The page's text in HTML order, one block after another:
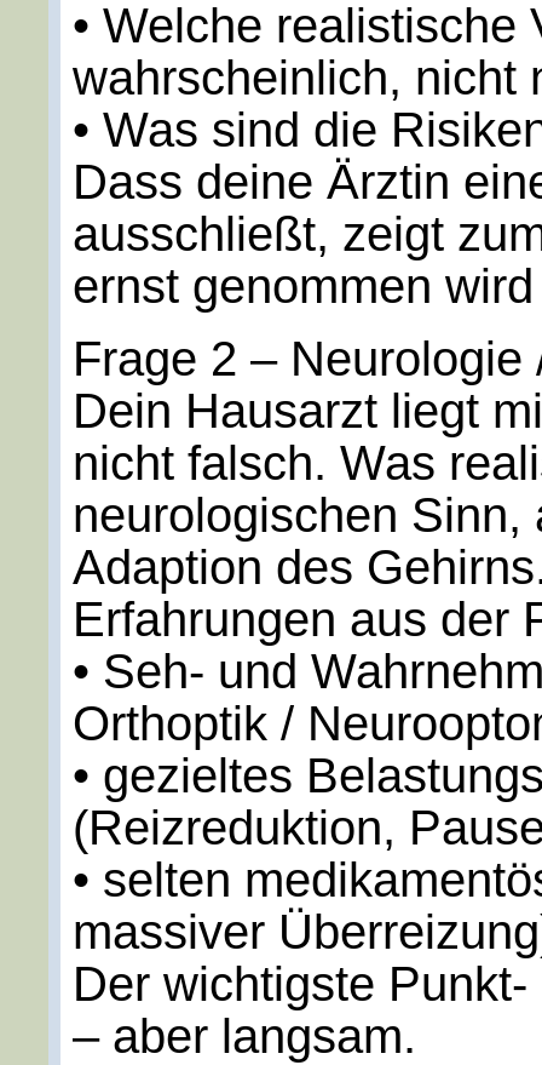
• Welche realistische
wahrscheinlich, nicht
• Was sind die
Dass deine Ärztin
ausschließt, zeigt
ernst genommen
Frage 2 –
Dein Hausarzt liegt
nicht falsch. Was
neurologischen
Adaption des
Erfahrungen aus der
• Seh- und
Orthoptik /
• gezieltes
(Reizreduktion,
• selten
massiver
Der wichtigste
– aber langsam.